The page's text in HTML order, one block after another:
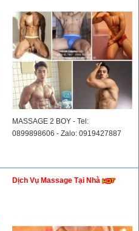
MASSAGE 2 BOY - Tel:
0899898606 - Zalo: 0919427887
Dịch Vụ Massage Tại Nhà